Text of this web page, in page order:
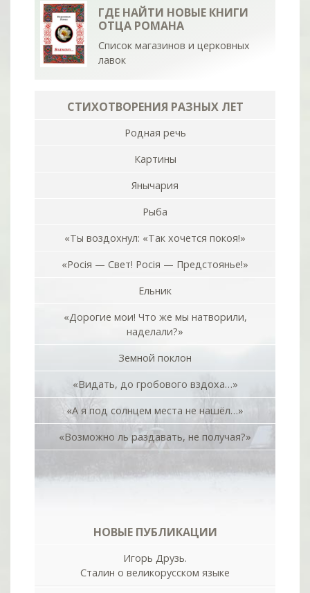
ГДЕ НАЙТИ НОВЫЕ КНИГИ
ОТЦА РОМАНА
Список магазинов и церковных
лавок
СТИХОТВОРЕНИЯ РАЗНЫХ ЛЕТ
Родная речь
Картины
Янычария
Рыба
«Ты воздохнул: «Так хочется покоя!»
«Росiя — Свет! Росiя — Предстоянье!»
Ельник
«Дорогие мои! Что же мы натворили,
наделали?»
Земной поклон
«Видать, до гробового вздоха…»
«А я под солнцем места не нашёл…»
«Возможно ль раздавать, не получая?»
НОВЫЕ ПУБЛИКАЦИИ
Игорь Друзь.
Сталин о великорусском языке